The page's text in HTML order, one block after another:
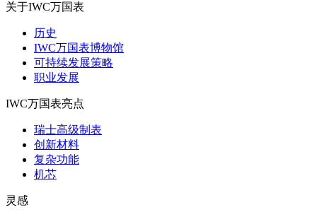
关于IWC万国表
历史
IWC万国表博物馆
可持续发展策略
职业发展
IWC万国表亮点
瑞士高级制表
创新材料
复杂功能
机芯
灵感